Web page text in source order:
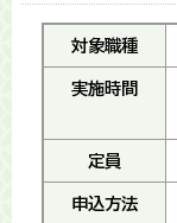
対象職種
実施時間
定員
申込方法